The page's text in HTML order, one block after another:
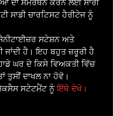
ਸਾਡੀ ਚਾਰਟਿਸਟ ਹੈਰੀਟੇਜ ਨੂੰ
ਜਾਂਦੀ ਹੈ। ਇਹ ਬਹੁਤ ਜ਼ਰੂਰੀ ਹੈ
ਘਰ ਦੇ ਕਿਸੇ ਵਿਅਕਤੀ ਵਿੱਚ
ਤੁਸੀਂ ਦਾਖਲ ਨਾ ਹੋਵੋ।
ਸਟੇਟਮੈਂਟ ਨੂੰ ਇੱਥੇ ਦੇਖੋ।